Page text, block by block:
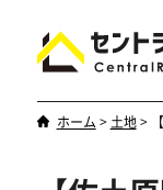
ホーム > 土地>